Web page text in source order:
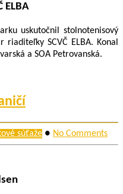
ELBA
uskutočnil stolnotenisový
SCVČ ELBA. Konal
a SOA Petrovanská.
súťaže ● No Comments